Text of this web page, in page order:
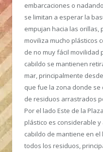
embarcaciones o
se limitan a esperar la
empujan hacia las orillas,
moviliza mucho plásticos
de no muy fácil movilidad
cabildo se mantienen
mar, principalmente
que fue la zona donde se
de residuos arrastrados
Por el lado Este de la
plástico es considerable
cabildo de mantiene en
todos los residuos,